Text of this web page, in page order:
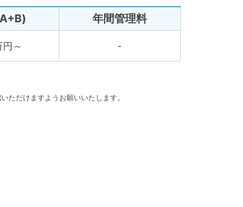
年間管理料
～ -
ただけますようお願いいたします。